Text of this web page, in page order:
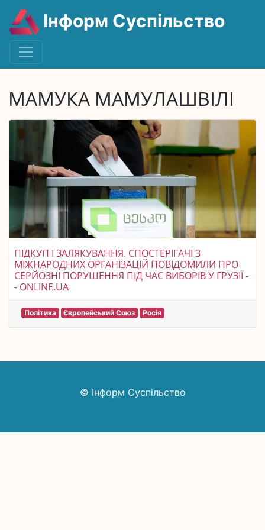
Інформ Суспільство
МАМУКА МАМУЛАШВІЛІ
ПІДКУП І ЗАЛЯКУВАННЯ. СПОСТЕРІГАЧІ З
МІЖНАРОДНИХ ОРГАНІЗАЦІЙ ПОВІДОМИЛИ ПРО
СЕРЙОЗНІ ПОРУШЕННЯ ПІД ЧАС ВИБОРІВ У ГРУЗІЇ -
- ONLINE.UA
Політика Європейський Союз Росія
© Інформ Суспільство